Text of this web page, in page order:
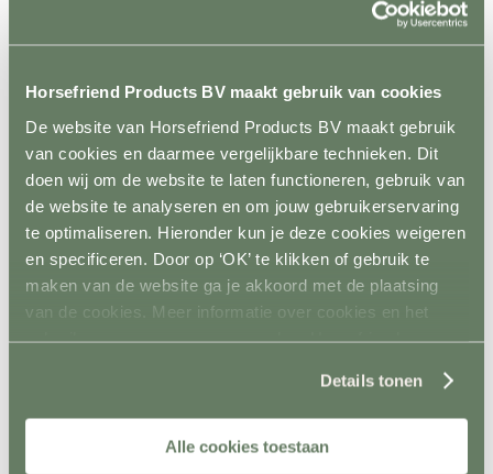
Horsefriend Products BV maakt gebruik van cookies
De website van Horsefriend Products BV maakt gebruik
van cookies en daarmee vergelijkbare technieken. Dit
doen wij om de website te laten functioneren, gebruik van
de website te analyseren en om jouw gebruikerservaring
te optimaliseren. Hieronder kun je deze cookies weigeren
en specificeren. Door op ‘OK’ te klikken of gebruik te
maken van de website ga je akkoord met de plaatsing
van de cookies. Meer informatie over cookies en het
gebruik van persoonsgegevens door Horsefriend
Details tonen
Alle cookies toestaan
Hout
Prikpalen
Inrichting en vervoer
Terug
Terug
Voerbakken
Drinkbakken
Ruiven en Slowfeeders
Stal- en naamplaten
Verlichting
Kruiwagens en karren
Kruiwagens
Wielen
Poets- en wasplaats